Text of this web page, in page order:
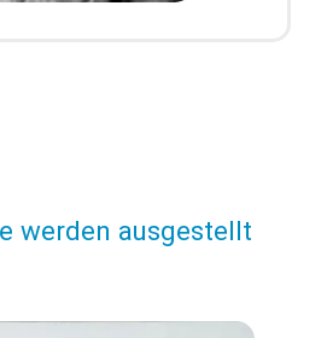
werden ausgestellt